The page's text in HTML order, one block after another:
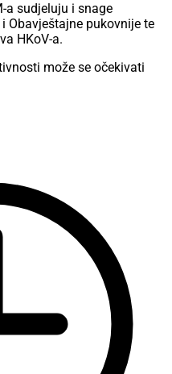
a sudjeluju i snage
Obavještajne pukovnije te
HKoV-a.
može se očekivati